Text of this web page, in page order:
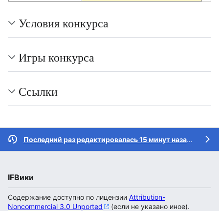
Условия конкурса
Игры конкурса
Ссылки
Последний раз редактировалась 15 минут назад
IFВики
Содержание доступно по лицензии Attribution-
Noncommercial 3.0 Unported
(если не указано иное).